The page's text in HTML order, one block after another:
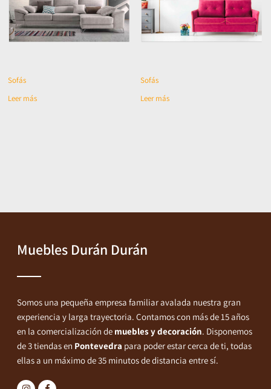
Sofás
Leer más
Sofás
Leer más
Muebles Durán Durán
Somos una pequeña empresa familiar avalada nuestra gran
experiencia y larga trayectoria. Contamos con más de 15 años
en la comercialización de muebles y decoración. Disponemos
de 3 tiendas en Pontevedra para poder estar cerca de ti, todas
ellas a un máximo de 35 minutos de distancia entre sí.